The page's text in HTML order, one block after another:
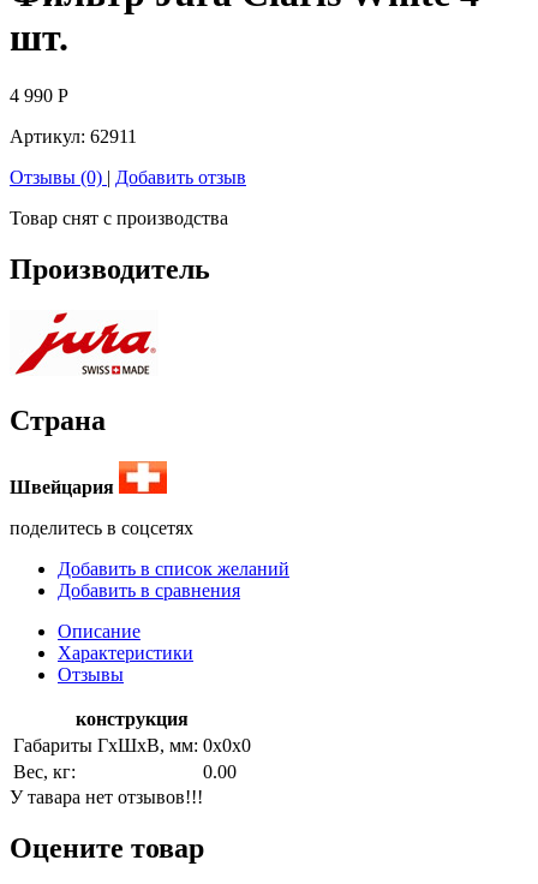
шт.
4 990 Р
Артикул: 62911
Отзывы (0) | Добавить отзыв
Товар снят с производства
Производитель
Страна
Швейцария
поделитесь в соцсетях
Добавить в список желаний
Добавить в сравнения
Описание
Характеристики
Отзывы
конструкция
Габариты ГхШхВ, мм: 0х0х0
Вес, кг:
0.00
У тавара нет отзывов!!!
Оцените товар